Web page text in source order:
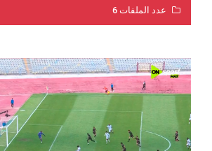
عدد الملفات 6